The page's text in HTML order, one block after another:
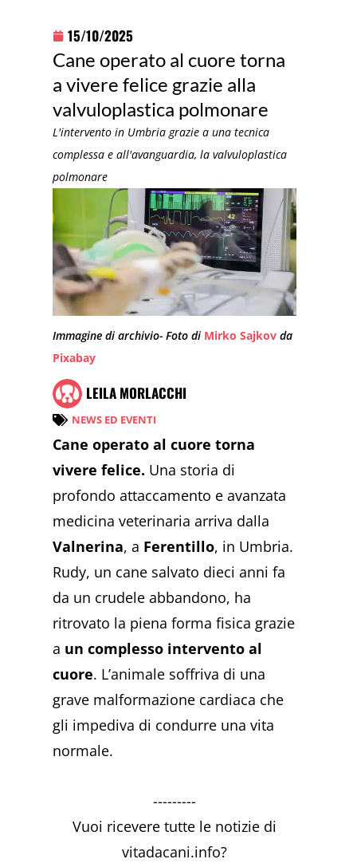
15/10/2025
Cane operato al cuore torna
a vivere felice grazie alla
valvuloplastica polmonare
L'intervento in Umbria grazie a una tecnica
complessa e all'avanguardia, la valvuloplastica
polmonare
Immagine di archivio- Foto di Mirko Sajkov da
Pixabay
LEILA MORLACCHI
NEWS ED EVENTI
Cane operato al cuore torna
vivere felice. Una storia di
profondo attaccamento e avanzata
medicina veterinaria arriva dalla
Valnerina, a Ferentillo, in Umbria.
Rudy, un cane salvato dieci anni fa
da un crudele abbandono, ha
ritrovato la piena forma fisica grazie
a un complesso intervento al
cuore. L’animale soffriva di una
grave malformazione cardiaca che
gli impediva di condurre una vita
normale.
---------
Vuoi ricevere tutte le notizie di
vitadacani.info?